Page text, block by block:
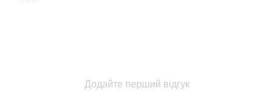
Додайте перший відгук